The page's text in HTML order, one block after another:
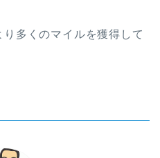
多くのマイルを獲得して